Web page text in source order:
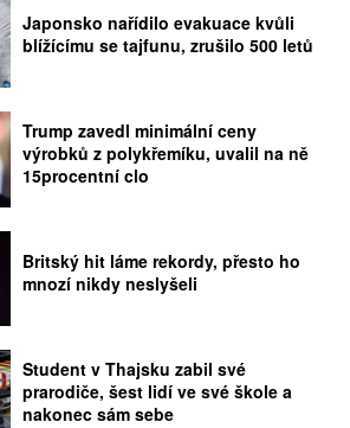
Japonsko nařídilo evakuace kvůli
blížícímu se tajfunu, zrušilo 500 letů
Trump zavedl minimální ceny
výrobků z polykřemíku, uvalil na ně
15procentní clo
Britský hit láme rekordy, přesto ho
mnozí nikdy neslyšeli
Student v Thajsku zabil své
prarodiče, šest lidí ve své škole a
nakonec sám sebe